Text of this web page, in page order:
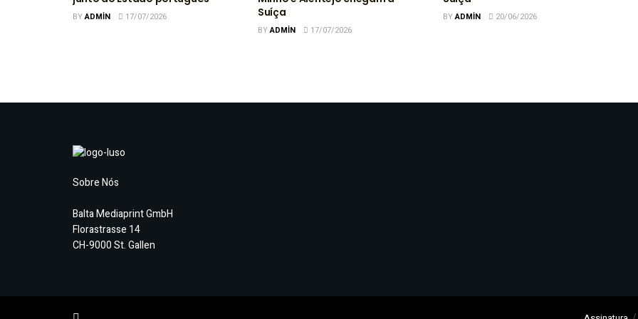
BYADMIN 17/07/2026
Suíça
BYADMIN 17/07/2026
BYADMIN 20/06/2026
Sobre Nós
Balta Mediaprint GmbH
Florastrasse 14
CH-9000 St. Gallen